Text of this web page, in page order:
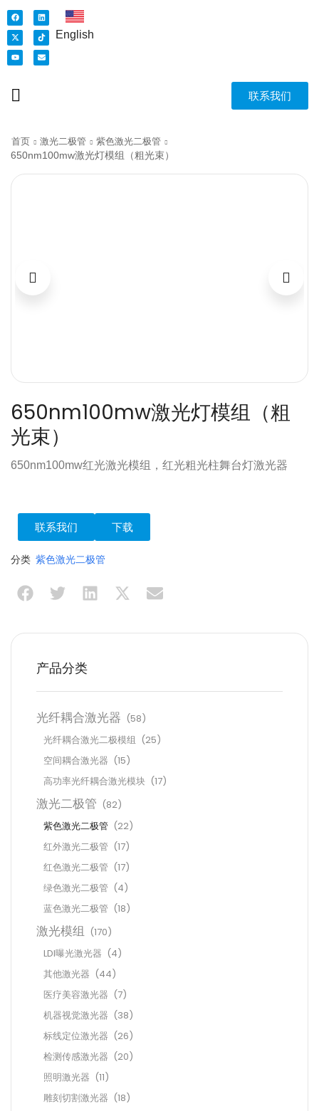
English
联系我们
首页 激光二极管 紫色激光二极管
650nm100mw激光灯模组（粗光束）
650nm100mw激光灯模组（粗
光束）
650nm100mw红光激光模组，红光粗光柱舞台灯激光器
联系我们 下载
分类 紫色激光二极管
产品分类
光纤耦合激光器 (58)
光纤耦合激光二极模组 (25)
空间耦合激光器 (15)
高功率光纤耦合激光模块 (17)
激光二极管 (82)
紫色激光二极管 (22)
红外激光二极管 (17)
红色激光二极管 (17)
绿色激光二极管 (4)
蓝色激光二极管 (18)
激光模组 (170)
LDI曝光激光器 (4)
其他激光器 (44)
医疗美容激光器 (7)
机器视觉激光器 (38)
标线定位激光器 (26)
检测传感激光器 (20)
照明激光器 (11)
雕刻切割激光器 (18)